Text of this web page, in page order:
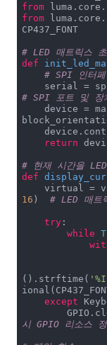
from
from
CP437_FONT
# LED 매트릭스
def
# SPI 인터페
serial =
# SPI 포트 및 장
device =
return
# 현재 시간을
def
virtual
16 ) # LED 매트
try:
while
().strftime(
except
시 GPIO 리소스